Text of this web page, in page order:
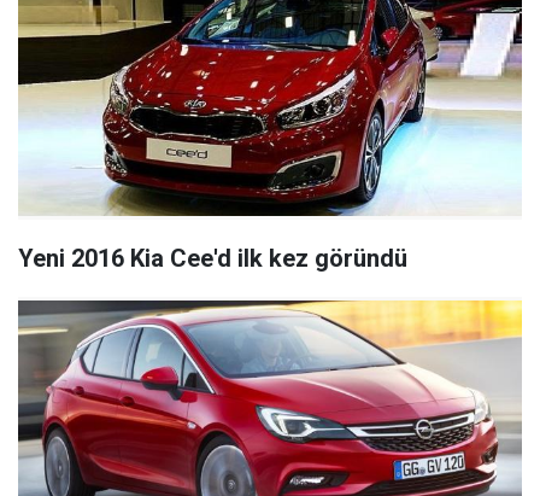
Yeni 2016 Kia Cee'd ilk kez göründü